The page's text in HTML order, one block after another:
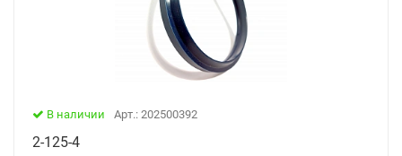
В наличии Арт.: 202500392
2-125-4